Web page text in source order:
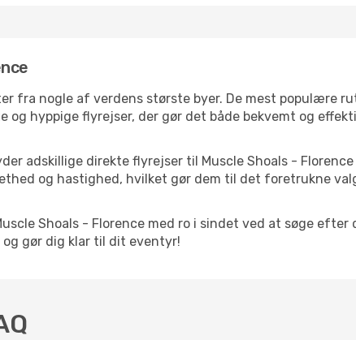
fra nogle af verdens største byer. De mest populære
hyppige flyrejser, der gør det både bekvemt og
adskillige direkte flyrejser til Muscle Shoals - Florence
og hastighed, hvilket gør dem til det foretrukne
Shoals - Florence med ro i sindet ved at søge efter
gør dig klar til dit eventyr!